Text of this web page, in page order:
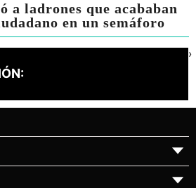
a ladrones que acababan
en un semáforo
›
▼
▼